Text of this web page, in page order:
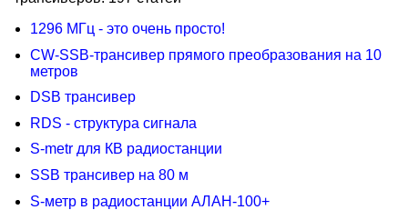
1296 МГц - это очень просто!
CW-SSB-трансивер прямого преобразования на 10
метров
DSB трансивер
RDS - структура сигнала
S-metr для КВ радиостанции
SSB трансивер на 80 м
S-метр в радиостанции АЛАН-100+